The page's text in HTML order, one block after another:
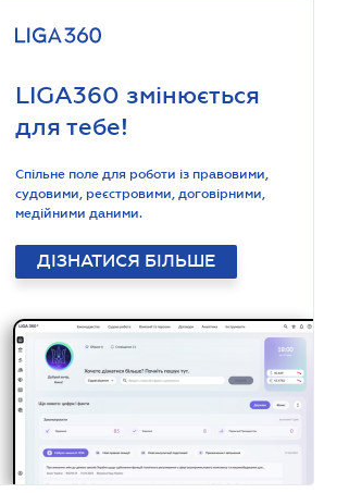
LIGA360 змінюється
для тебе!
Спільне поле для роботи із правовими,
судовими, реєстровими, договірними,
медійними даними.
ДІЗНАТИСЯ БІЛЬШЕ